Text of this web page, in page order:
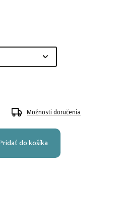
Možnosti doručenia
do košíka